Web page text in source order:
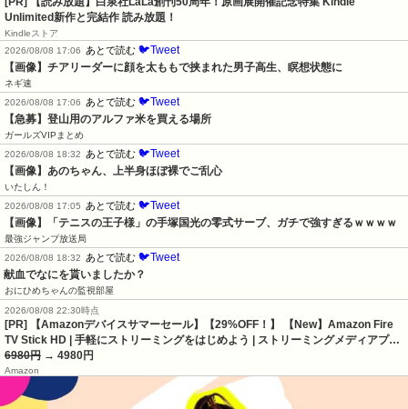
Unlimited新作と完結作 読み放題！
Kindleストア
2026/08/08 17:06
あとで読む 🐦Tweet
【画像】チアリーダーに顔を太ももで挟まれた男子高生、瞑想状態に
ネギ速
2026/08/08 17:06
あとで読む 🐦Tweet
【急募】登山用のアルファ米を買える場所
ガールズVIPまとめ
2026/08/08 18:32
あとで読む 🐦Tweet
【画像】あのちゃん、上半身ほぼ裸でご乱心
いたしん！
2026/08/08 17:05
あとで読む 🐦Tweet
【画像】「テニスの王子様」の手塚国光の零式サーブ、ガチで強すぎるｗｗｗｗ
最強ジャンプ放送局
2026/08/08 18:32
あとで読む 🐦Tweet
献血でなにを貰いましたか？
おにひめちゃんの監視部屋
2026/08/08 22:30時点
[PR] 【Amazonデバイスサマーセール】【29%OFF！】 【New】Amazon Fire
TV Stick HD | 手軽にストリーミングをはじめよう | ストリーミングメディアプ…
6980円 → 4980円
Amazon